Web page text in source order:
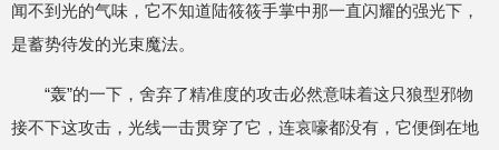
闻不到光的气味，它不知道陆筱筱手掌中那一直闪耀的强光下，
是蓄势待发的光束魔法。
“轰”的一下，舍弃了精准度的攻击必然意味着这只狼型邪物
接不下这攻击，光线一击贯穿了它，连哀嚎都没有，它便倒在地